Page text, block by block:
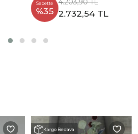
Sepette
%35
4.203,90 TL
2.732,54 TL
Kargo Bedava